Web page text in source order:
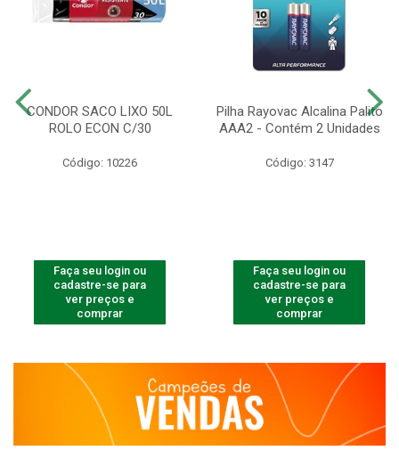
CONDOR SACO LIXO 50L
ROLO ECON C/30
Código: 10226
Faça seu login ou
cadastre-se para
ver preços e
comprar
Pilha Rayovac Alcalina Palito
AAA2 - Contém 2 Unidades
Código: 3147
Faça seu login ou
cadastre-se para
ver preços e
comprar